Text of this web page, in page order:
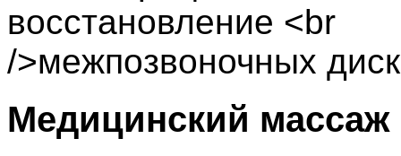
Медицинский массаж